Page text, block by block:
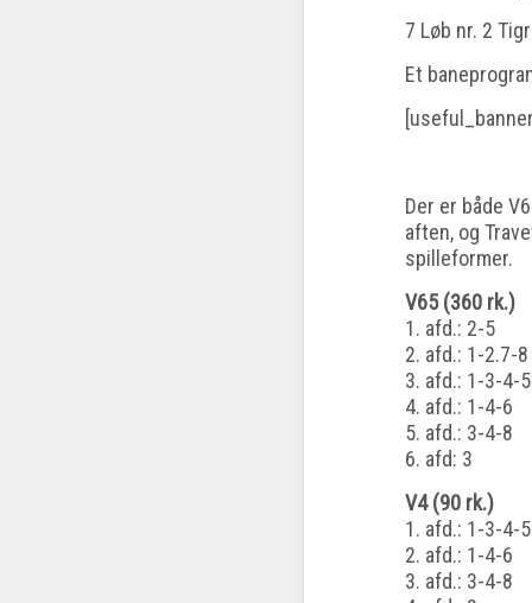
7 Løb nr. 2
Et
Der er både
aften, og
spilleformer.
V65 (360 rk.)
1. afd.: 2-5
2. afd.: 1-2.7-8
3. afd.: 1-3-4-
4. afd.: 1-4-6
5. afd.: 3-4-8
6. afd: 3
V4 (90 rk.)
1. afd.: 1-3-4-
2. afd.: 1-4-6
3. afd.: 3-4-8